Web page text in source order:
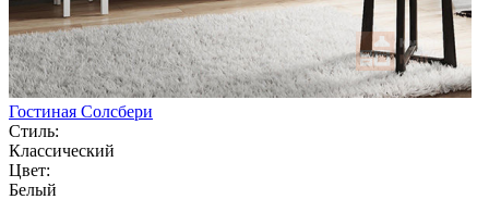
Гостиная Солсбери
Стиль:
Классический
Цвет:
Белый